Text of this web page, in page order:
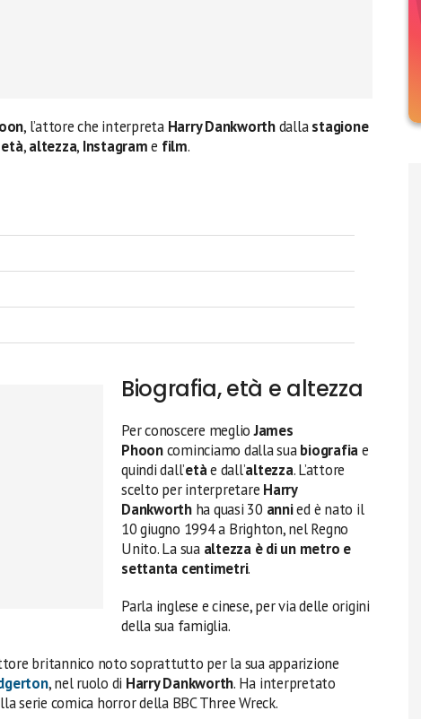
, l’attore che interpreta Harry Dankworthdallastagione
età,altezza, Instagrame film.
Biografia, età e altezza
Per conoscere meglioJames
Phooncominciamo dalla suabiografiae
quindi dall’etàe dall’altezza. L’attore
scelto per interpretare Harry
Dankworthha quasi 30 annied è nato il
10 giugno 1994 a Brighton, nel Regno
Unito. La sua altezza è di un metro e
settanta centimetri.
Parla inglese e cinese, per via delle origini
della sua famiglia.
britannico noto soprattutto per la sua apparizione
, nel ruolo di Harry Dankworth. Ha interpretato
serie comica horror della BBC Three Wreck.